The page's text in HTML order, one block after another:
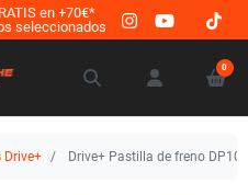
en +70€*
seleccionados
0
Drive+ Drive+ Pastilla de freno